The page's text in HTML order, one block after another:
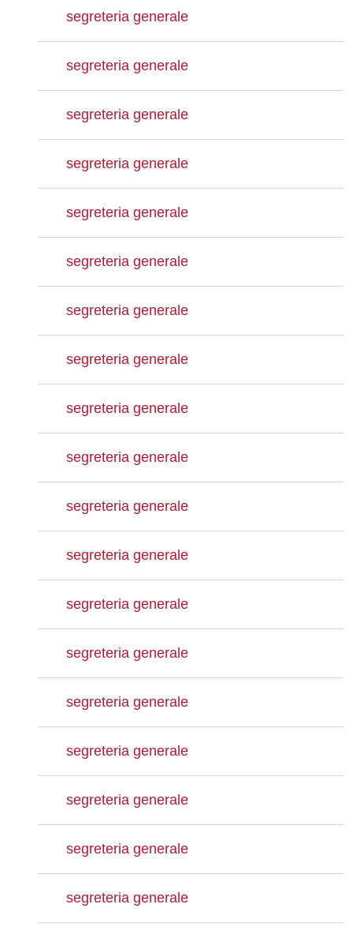
segreteria generale
segreteria generale
segreteria generale
segreteria generale
segreteria generale
segreteria generale
segreteria generale
segreteria generale
segreteria generale
segreteria generale
segreteria generale
segreteria generale
segreteria generale
segreteria generale
segreteria generale
segreteria generale
segreteria generale
segreteria generale
segreteria generale